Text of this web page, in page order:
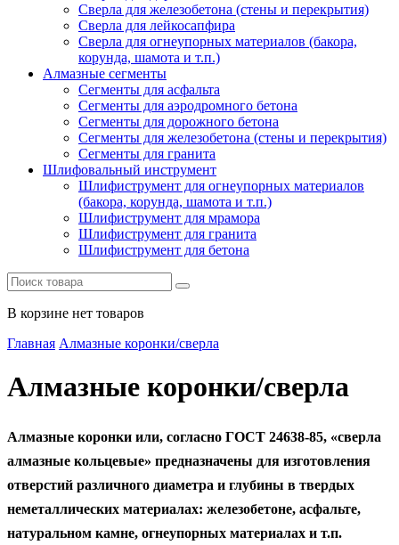
Сверла для железобетона (стены и перекрытия)
Сверла для лейкосапфира
Сверла для огнеупорных материалов (бакора,
корунда, шамота и т.п.)
Алмазные сегменты
Сегменты для асфальта
Cегменты для аэродромного бетона
Cегменты для дорожного бетона
Сегменты для железобетона (стены и перекрытия)
Сегменты для гранита
Шлифовальный инструмент
Шлифиструмент для огнеупорных материалов
(бакора, корунда, шамота и т.п.)
Шлифиструмент для мрамора
Шлифиструмент для гранита
Шлифиструмент для бетона
В корзине нет товаров
Главная Алмазные коронки/сверла
Алмазные коронки/сверла
Алмазные коронки или, согласно ГОСТ 24638-85, «сверла
алмазные кольцевые» предназначены для изготовления
отверстий различного диаметра и глубины в твердых
неметаллических материалах: железобетоне, асфальте,
натуральном камне, огнеупорных материалах и т.п.